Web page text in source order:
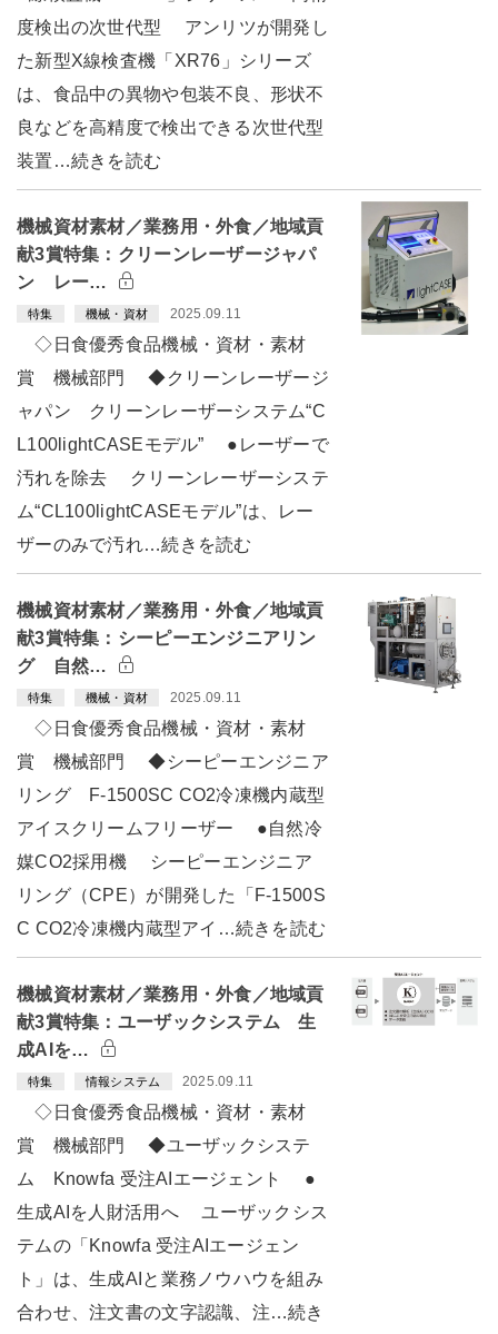
度検出の次世代型 アンリツが開発し
た新型X線検査機「XR76」シリーズ
は、食品中の異物や包装不良、形状不
良などを高精度で検出できる次世代型
装置…続きを読む
機械資材素材／業務用・外食／地域貢
献3賞特集：クリーンレーザージャパ
ン レー…
特集 機械・資材 2025.09.11
◇日食優秀食品機械・資材・素材
賞 機械部門 ◆クリーンレーザージ
ャパン クリーンレーザーシステム“C
L100lightCASEモデル” ●レーザーで
汚れを除去 クリーンレーザーシステ
ム“CL100lightCASEモデル”は、レー
ザーのみで汚れ…続きを読む
機械資材素材／業務用・外食／地域貢
献3賞特集：シーピーエンジニアリン
グ 自然…
特集 機械・資材 2025.09.11
◇日食優秀食品機械・資材・素材
賞 機械部門 ◆シーピーエンジニア
リング F-1500SC CO2冷凍機内蔵型
アイスクリームフリーザー ●自然冷
媒CO2採用機 シーピーエンジニア
リング（CPE）が開発した「F-1500S
C CO2冷凍機内蔵型アイ…続きを読む
機械資材素材／業務用・外食／地域貢
献3賞特集：ユーザックシステム 生
成AIを…
特集 情報システム 2025.09.11
◇日食優秀食品機械・資材・素材
賞 機械部門 ◆ユーザックシステ
ム Knowfa 受注AIエージェント ●
生成AIを人財活用へ ユーザックシス
テムの「Knowfa 受注AIエージェン
ト」は、生成AIと業務ノウハウを組み
合わせ、注文書の文字認識、注…続き